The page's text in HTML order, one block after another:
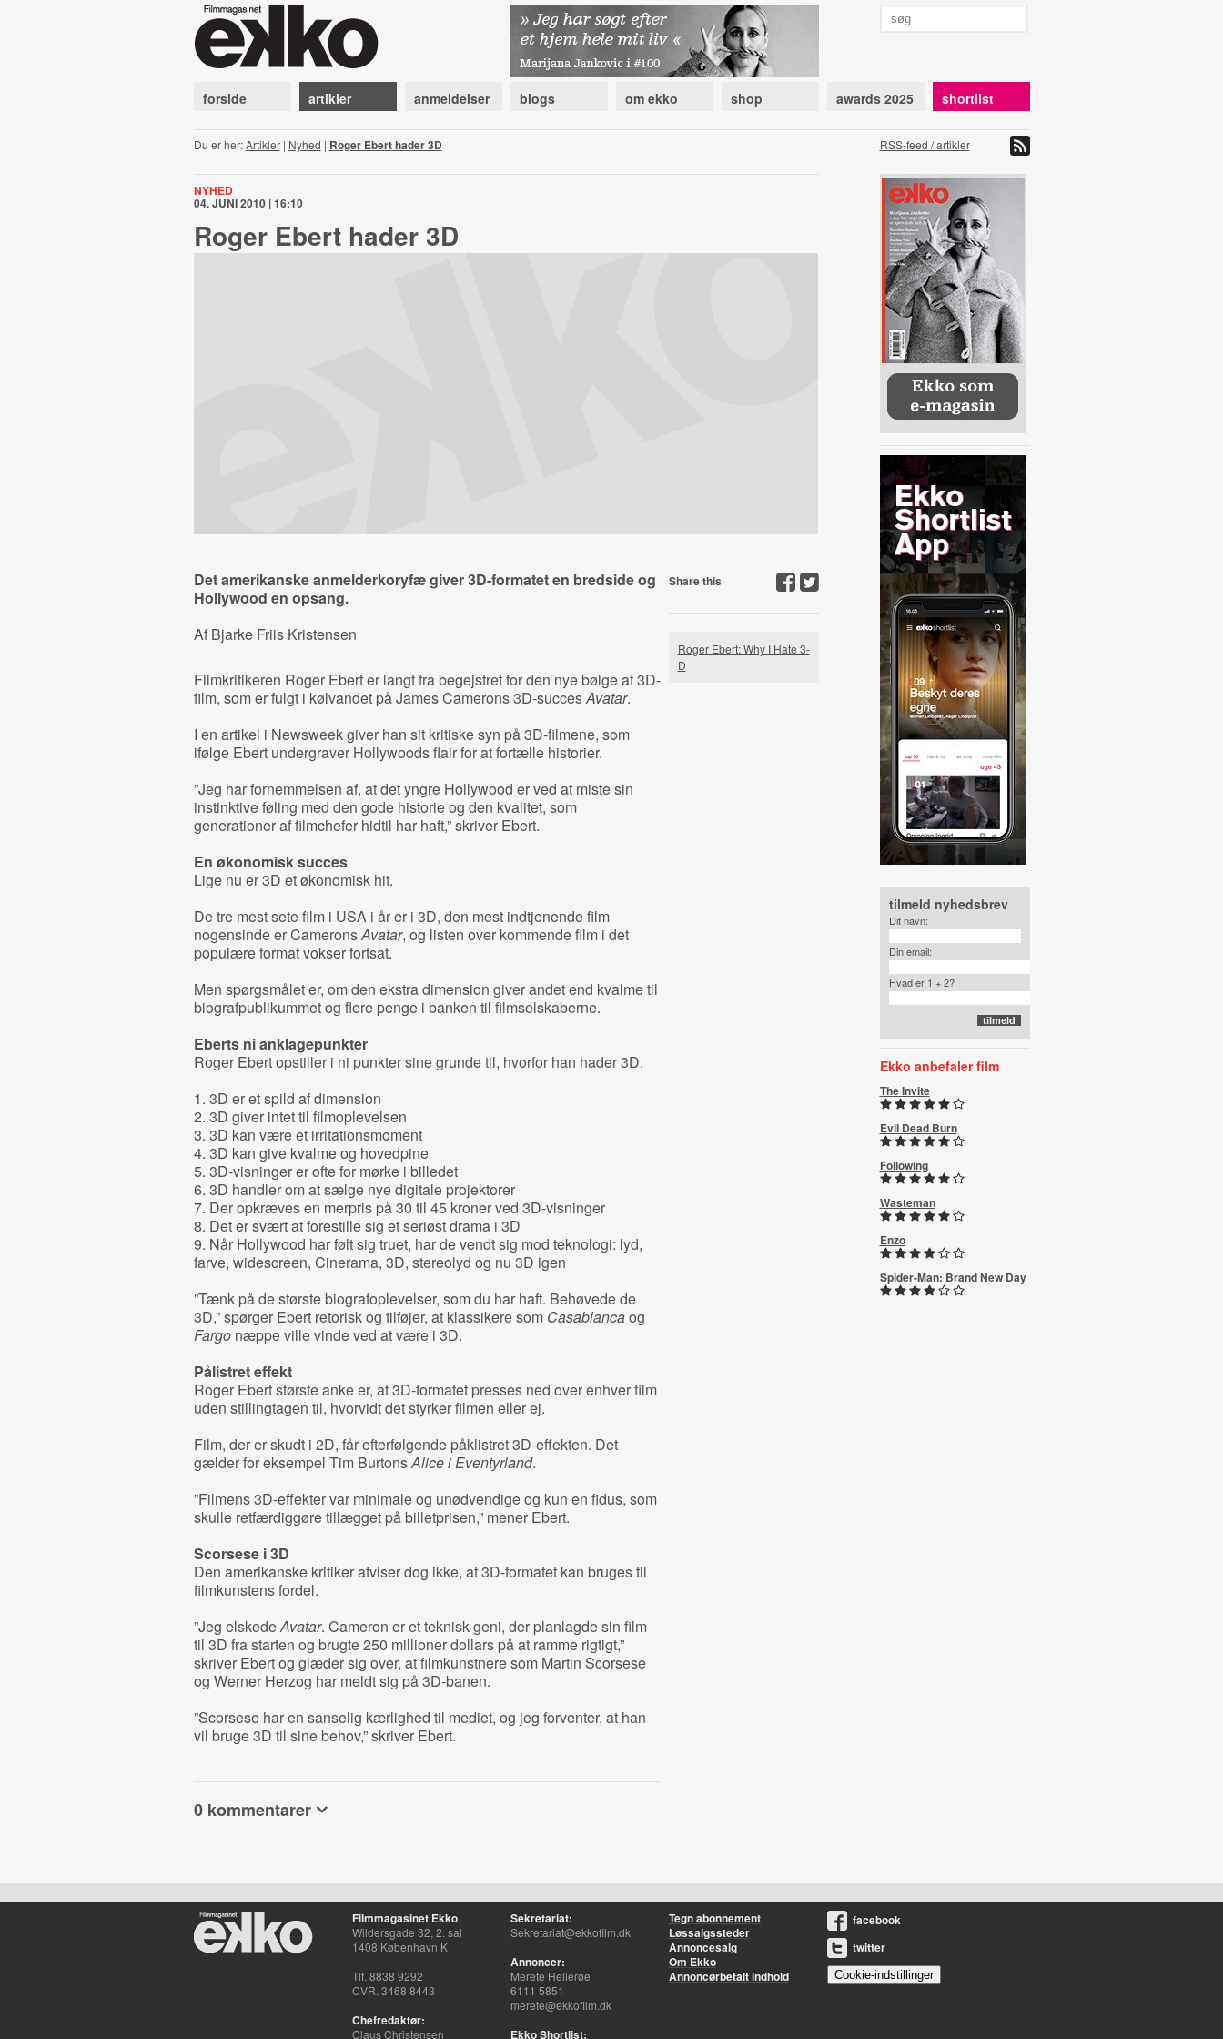
forside artikler anmeldelser blogs om ekko shop awards 2025 shortlist
Du er her:Artikler| Nyhed | Roger Ebert hader 3D RSS-feed / artikler
NYHED
04. JUNI 2010 | 16:10
Roger Ebert hader 3D
Det amerikanske anmelderkoryfæ giver 3D-formatet en bredside og
Hollywood en opsang.
Af Bjarke Friis Kristensen
Filmkritikeren Roger Ebert er langt fra begejstret for den nye bølge af 3D-
film, som er fulgt i kølvandet på James Camerons 3D-succesAvatar.
I en artikel i Newsweek giver han sit kritiske syn på 3D-filmene, som
ifølge Ebert undergraver Hollywoods flair for at fortælle historier.
”Jeg har fornemmelsen af, at det yngre Hollywood er ved at miste sin
instinktive føling med den gode historie og den kvalitet, som
generationer af filmchefer hidtil har haft,” skriver Ebert.
En økonomisk succes
Lige nu er 3D et økonomisk hit.
De tre mest sete film i USA i år er i 3D, den mest indtjenende film
nogensinde er CameronsAvatar, og listen over kommende film i det
populære format vokser fortsat.
Men spørgsmålet er, om den ekstra dimension giver andet end kvalme til
biografpublikummet og flere penge i banken til filmselskaberne.
Eberts ni anklagepunkter
Roger Ebert opstiller i ni punkter sine grunde til, hvorfor han hader 3D.
1. 3D er et spild af dimension
2. 3D giver intet til filmoplevelsen
3. 3D kan være et irritationsmoment
4. 3D kan give kvalme og hovedpine
5. 3D-visninger er ofte for mørke i billedet
6. 3D handler om at sælge nye digitale projektorer
7. Der opkræves en merpris på 30 til 45 kroner ved 3D-visninger
8. Det er svært at forestille sig et seriøst drama i 3D
9. Når Hollywood har følt sig truet, har de vendt sig mod teknologi: lyd,
farve, widescreen, Cinerama, 3D, stereolyd og nu 3D igen
”Tænk på de største biografoplevelser, som du har haft. Behøvede de
3D,” spørger Ebert retorisk og tilføjer, at klassikere som Casablancaog
Fargonæppe ville vinde ved at være i 3D.
Pålistret effekt
Roger Ebert største anke er, at 3D-formatet presses ned over enhver film
uden stillingtagen til, hvorvidt det styrker filmen eller ej.
Film, der er skudt i 2D, får efterfølgende påklistret 3D-effekten. Det
gælder for eksempel Tim BurtonsAlice i Eventyrland.
”Filmens 3D-effekter var minimale og unødvendige og kun en fidus, som
skulle retfærdiggøre tillægget på billetprisen,” mener Ebert.
Scorsese i 3D
Den amerikanske kritiker afviser dog ikke, at 3D-formatet kan bruges til
filmkunstens fordel.
”Jeg elskedeAvatar. Cameron er et teknisk geni, der planlagde sin film
til 3D fra starten og brugte 250 millioner dollars på at ramme rigtigt,”
skriver Ebert og glæder sig over, at filmkunstnere som Martin Scorsese
og Werner Herzog har meldt sig på 3D-banen.
”Scorsese har en sanselig kærlighed til mediet, og jeg forventer, at han
vil bruge 3D til sine behov,” skriver Ebert.
0 kommentarer
Share this
Roger Ebert: Why I Hate 3-
D
tilmeld nyhedsbrev
Dit navn:
Din email:
Hvad er 1 + 2?
Ekko anbefaler film
The Invite
Evil Dead Burn
Following
Wasteman
Enzo
Spider-Man: Brand New Day
Filmmagasinet Ekko
Wildersgade 32, 2. sal
1408 København K
Tlf. 8838 9292
CVR. 3468 8443
Chefredaktør:
Claus Christensen
Sekretariat:
Sekretariat@ekkofilm.dk
Annoncer:
Merete Hellerøe
6111 5851
merete@ekkofilm.dk
Ekko Shortlist:
Tegn abonnement
Løssalgssteder
Annoncesalg
Om Ekko
Annoncørbetalt indhold
facebook
twitter
Cookie-indstillinger